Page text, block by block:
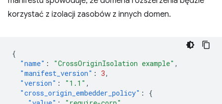
korzystać z izolacji zasobów z innych domen.
{
"name" : "CrossOriginIsolation example" ,
"manifest_version" : 3,
"version" : "1.1" ,
"cross_origin_embedder_policy" :
{